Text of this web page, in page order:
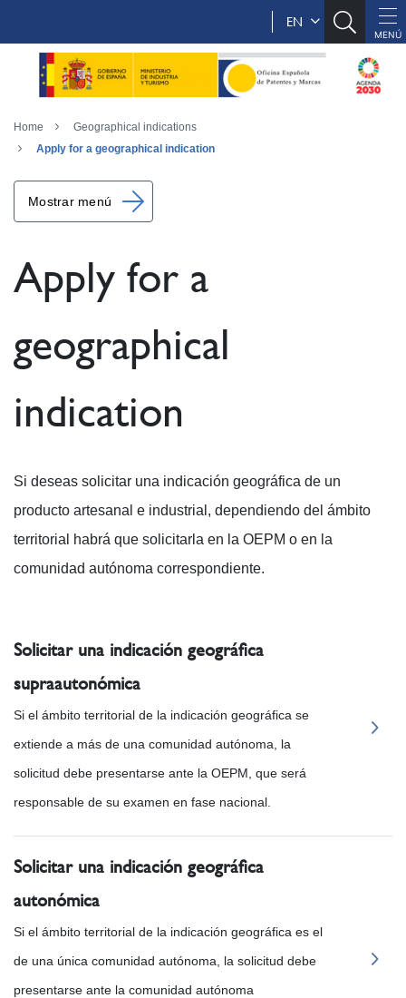
EN
Home
Geographical indications
Apply for a geographical indication
Mostrar menú
Apply for a
geographical
indication
Si deseas solicitar una indicación geográfica de un
producto artesanal e industrial, dependiendo del ámbito
territorial habrá que solicitarla en la OEPM o en la
comunidad autónoma correspondiente.
Solicitar una indicación geográfica
supraautonómica
Si el ámbito territorial de la indicación geográfica se
extiende a más de una comunidad autónoma, la
solicitud debe presentarse ante la OEPM, que será
responsable de su examen en fase nacional.
Solicitar una indicación geográfica
autonómica
Si el ámbito territorial de la indicación geográfica es el
de una única comunidad autónoma, la solicitud debe
presentarse ante la comunidad autónoma